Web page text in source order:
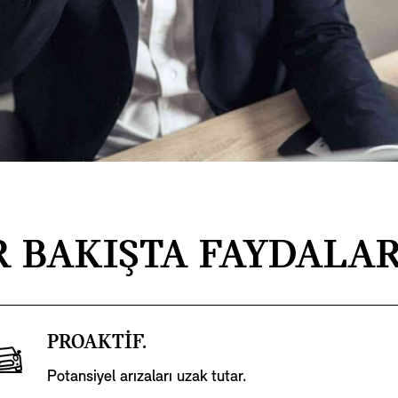
BAKIŞTA
PROAKTİF.
Potansiyel arızaları uzak tutar.